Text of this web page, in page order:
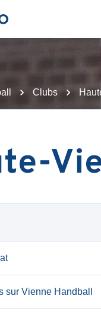
Clubs
sur Vienne Handball